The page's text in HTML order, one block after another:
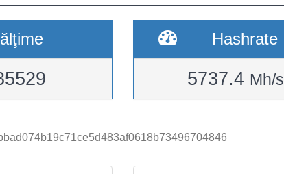
Hashrate
5737.4 Mh/s